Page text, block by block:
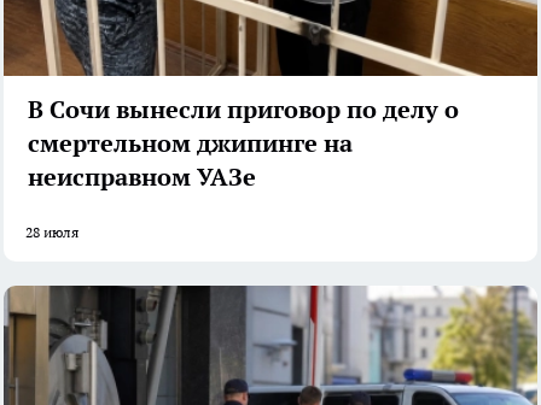
В Сочи вынесли приговор по делу о
смертельном джипинге на
неисправном УАЗе
28 июля